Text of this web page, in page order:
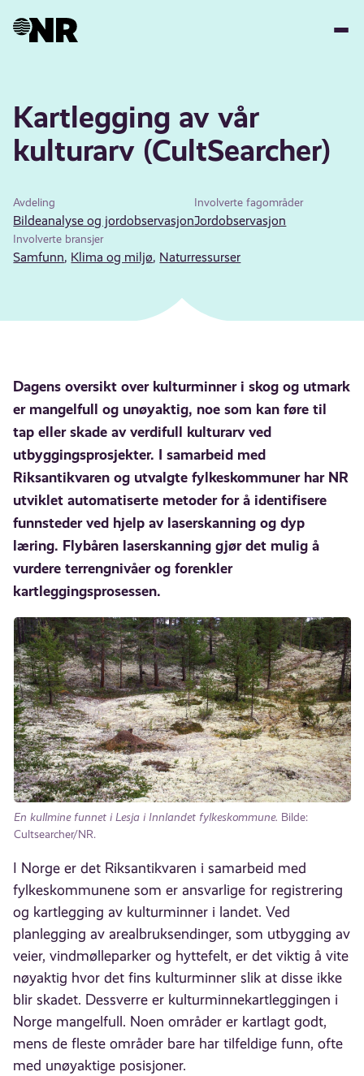
Kartlegging av vår
kulturarv (CultSearcher)
Avdeling
Bildeanalyse og jordobservasjon
Involverte fagområder
Jordobservasjon
Involverte bransjer
Samfunn, Klima og miljø, Naturressurser
Dagens oversikt over kulturminner i skog og utmark
er mangelfull og unøyaktig, noe som kan føre til
tap eller skade av verdifull kulturarv ved
utbyggingsprosjekter. I samarbeid med
Riksantikvaren og utvalgte fylkeskommuner har NR
utviklet automatiserte metoder for å identifisere
funnsteder ved hjelp av laserskanning og dyp
læring. Flybåren laserskanning gjør det mulig å
vurdere terrengnivåer og forenkler
kartleggingsprosessen.
En kullmine funnet i Lesja i Innlandet fylkeskommune. Bilde:
Cultsearcher/NR.
I Norge er det Riksantikvaren i samarbeid med
fylkeskommunene som er ansvarlige for registrering
og kartlegging av kulturminner i landet. Ved
planlegging av arealbruksendinger, som utbygging av
veier, vindmølleparker og hyttefelt, er det viktig å vite
nøyaktig hvor det fins kulturminner slik at disse ikke
blir skadet. Dessverre er kulturminnekartleggingen i
Norge mangelfull. Noen områder er kartlagt godt,
mens de fleste områder bare har tilfeldige funn, ofte
med unøyaktige posisjoner.